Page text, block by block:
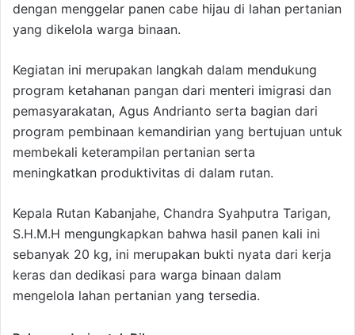
dengan menggelar panen cabe hijau di lahan pertanian
yang dikelola warga binaan.
Kegiatan ini merupakan langkah dalam mendukung
program ketahanan pangan dari menteri imigrasi dan
pemasyarakatan, Agus Andrianto serta bagian dari
program pembinaan kemandirian yang bertujuan untuk
membekali keterampilan pertanian serta
meningkatkan produktivitas di dalam rutan.
Kepala Rutan Kabanjahe, Chandra Syahputra Tarigan,
S.H.M.H mengungkapkan bahwa hasil panen kali ini
sebanyak 20 kg, ini merupakan bukti nyata dari kerja
keras dan dedikasi para warga binaan dalam
mengelola lahan pertanian yang tersedia.